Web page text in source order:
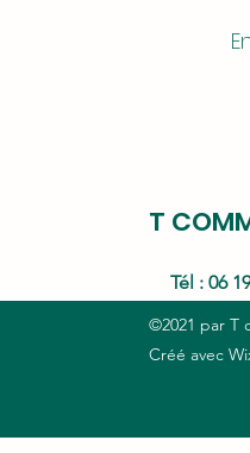
T
Tél : 06
©2021 par T
Créé avec